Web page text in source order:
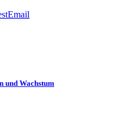
Email
und Wachstum